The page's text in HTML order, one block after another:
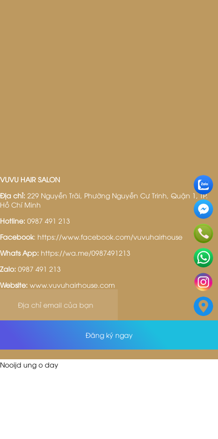
VUVU HAIR SALON
Địa chỉ: 229 Nguyễn Trãi, Phường Nguyễn Cư Trinh, Quận 1, TP.
Hồ Chí Minh
Hotline: 0987 491 213
Facebook: https://www.facebook.com/vuvuhairhouse
Whats App: https://wa.me/0987491213
Zalo: 0987 491 213
Website: www.vuvuhairhouse.com
Đăng ký ngay
Nooijd ung o day